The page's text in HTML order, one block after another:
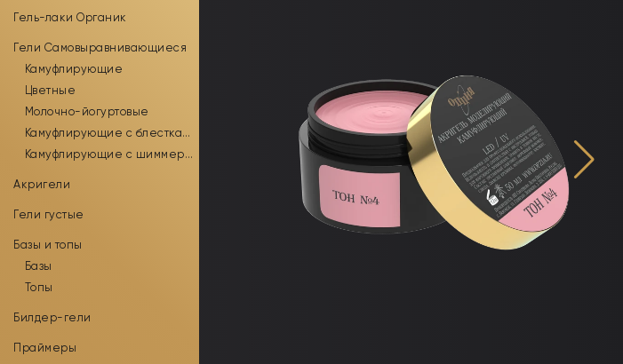
Гель-лаки Органик
Гели Самовыравнивающиеся
Камуфлирующие
Цветные
Молочно-йогуртовые
Камуфлирующие с блестками
Камуфлирующие с шиммером
Акригели
Гели густые
Базы и топы
Базы
Топы
Билдер-гели
Праймеры